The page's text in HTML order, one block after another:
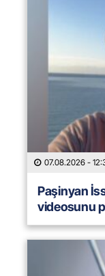
07.08.2026 -
Paşinyan
videosunu